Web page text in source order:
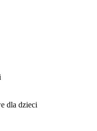
dla dzieci